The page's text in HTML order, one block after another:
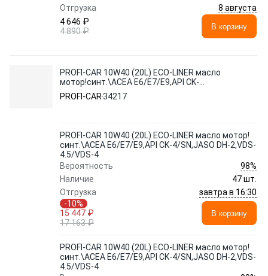
Отгрузка
8 августа
4 646 ₽
4 890 ₽
В корзину
PROFI-CAR 10W40 (20L) ECO-LINER масло
мотор!синт.\ACEA E6/E7/E9,API CK-
4/SN,JASO DH-2,VDS-4.5/VDS-4
PROFI-CAR34217
PROFI-CAR 10W40 (20L) ECO-LINER масло мотор!
синт.\ACEA E6/E7/E9,API CK-4/SN,JASO DH-2,VDS-
4.5/VDS-4
Вероятность
98%
Наличие
47 шт.
Отгрузка
завтра в 16:30
-10%
15 447 ₽
17 163 ₽
В корзину
PROFI-CAR 10W40 (20L) ECO-LINER масло мотор!
синт.\ACEA E6/E7/E9,API CK-4/SN,JASO DH-2,VDS-
4.5/VDS-4